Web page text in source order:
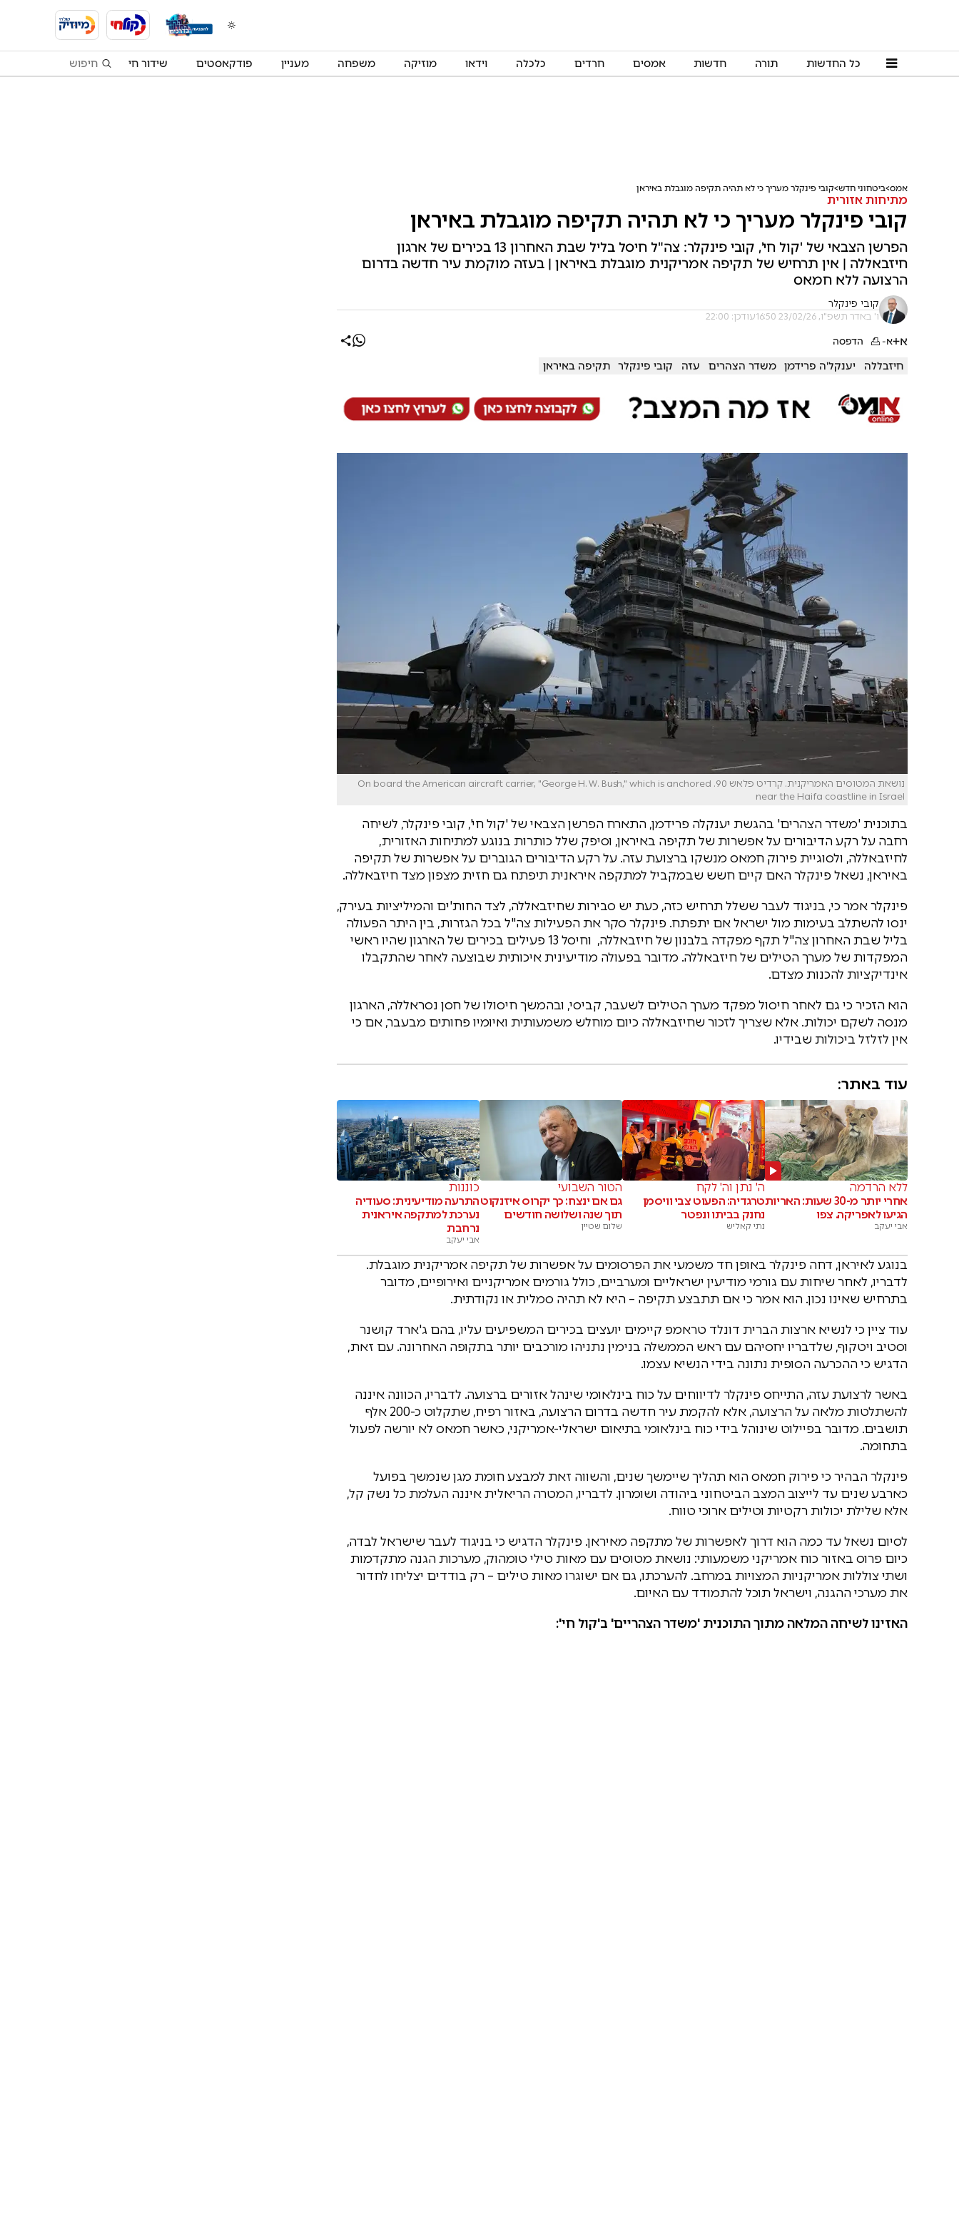
כל החדשות תורה חדשות אמסים חרדים כלכלה וידאו מוזיקה משפחה מעניין פודקאסטים שידור חי
אמס ביטחוני חדש קובי פינקלר מעריך כי לא תהיה תקיפה מוגבלת באיראן
מתיחות אזורית
קובי פינקלר מעריך כי לא תהיה תקיפה מוגבלת באיראן
הפרשן הצבאי של 'קול חי', קובי פינקלר: צה"ל חיסל בליל שבת האחרון 13 בכירים של ארגון
חיזבאללה | אין תרחיש של תקיפה אמריקנית מוגבלת באיראן | בעזה מוקמת עיר חדשה בדרום
הרצועה ללא חמאס
קובי פינקלר
ו' באדר תשפ"ו, 23/02/26 16:50 עודכן: 22:00
א+א- הדפסה
חיזבללה יענקל'ה פרידמן משדר הצהרים עזה קובי פינקלר תקיפה באיראן
נושאת המטוסים האמריקנית. קרדיט פלאש 90. On board the American aircraft carrier, "George H. W. Bush," which is anchored
near the Haifa coastline in Israel
בתוכנית 'משדר הצהרים' בהגשת יענקלה פרידמן, התארח הפרשן הצבאי של 'קול חי', קובי פינקלר, לשיחה
רחבה על רקע הדיבורים על אפשרות של תקיפה באיראן, וסיפק שלל כותרות בנוגע למתיחות האזורית,
לחיזבאללה, ולסוגיית פירוק חמאס מנשקו ברצועת עזה. על רקע הדיבורים הגוברים על אפשרות של תקיפה
באיראן, נשאל פינקלר האם קיים חשש שבמקביל למתקפה איראנית תיפתח גם חזית מצפון מצד חיזבאללה.
פינקלר אמר כי, בניגוד לעבר ששלל תרחיש כזה, כעת יש סבירות שחיזבאללה, לצד החות'ים והמיליציות בעירק,
ינסו להשתלב בעימות מול ישראל אם יתפתח. פינקלר סקר את הפעילות צה"ל בכל הגזרות, בין היתר הפעולה
בליל שבת האחרון צה"ל תקף מפקדה בלבנון של חיזבאללה, וחיסל 13 פעילים בכירים של הארגון שהיו ראשי
המפקדות של מערך הטילים של חיזבאללה. מדובר בפעולה מודיעינית איכותית שבוצעה לאחר שהתקבלו
אינדיקציות להכנות מצדם.
הוא הזכיר כי גם לאחר חיסול מפקד מערך הטילים לשעבר, קביסי, ובהמשך חיסולו של חסן נסראללה, הארגון
מנסה לשקם יכולות. אלא שצריך לזכור שחיזבאללה כיום מוחלש משמעותית ואיומיו פחותים מבעבר, אם כי
אין לזלזל ביכולות שבידיו.
עוד באתר:
ללא הרדמה
אחרי יותר מ-30 שעות: האריות
הגיעו לאפריקה. צפו
אבי יעקב
ה' נתן וה' לקח
טרגדיה: הפעוט צבי וויסמן
נחנק בביתו ונפטר
נתי קאליש
הטור השבועי
גם אם ינצח: כך יקרוס איזנקוט
תוך שנה ושלושה חודשים
שלום שטיין
כוננות
התרעה מודיעינית: סעודיה
נערכת למתקפה איראנית
נרחבת
אבי יעקב
בנוגע לאיראן, דחה פינקלר באופן חד משמעי את הפרסומים על אפשרות של תקיפה אמריקנית מוגבלת.
לדבריו, לאחר שיחות עם גורמי מודיעין ישראליים ומערביים, כולל גורמים אמריקניים ואירופיים, מדובר
בתרחיש שאינו נכון. הוא אמר כי אם תתבצע תקיפה – היא לא תהיה סמלית או נקודתית.
עוד ציין כי לנשיא ארצות הברית דונלד טראמפ קיימים יועצים בכירים המשפיעים עליו, בהם ג'ארד קושנר
וסטיב ויטקוף, שלדבריו יחסיהם עם ראש הממשלה בנימין נתניהו מורכבים יותר בתקופה האחרונה. עם זאת,
הדגיש כי ההכרעה הסופית נתונה בידי הנשיא עצמו.
באשר לרצועת עזה, התייחס פינקלר לדיווחים על כוח בינלאומי שינהל אזורים ברצועה. לדבריו, הכוונה איננה
להשתלטות מלאה על הרצועה, אלא להקמת עיר חדשה בדרום הרצועה, באזור רפיח, שתקלוט כ-200 אלף
תושבים. מדובר בפיילוט שינוהל בידי כוח בינלאומי בתיאום ישראלי-אמריקני, כאשר חמאס לא יורשה לפעול
בתחומה.
פינקלר הבהיר כי פירוק חמאס הוא תהליך שיימשך שנים, והשווה זאת למבצע חומת מגן שנמשך בפועל
כארבע שנים עד לייצוב המצב הביטחוני ביהודה ושומרון. לדבריו, המטרה הריאלית איננה העלמת כל נשק קל,
אלא שלילת יכולות רקטיות וטילים ארוכי טווח.
לסיום נשאל עד כמה הוא דרוך לאפשרות של מתקפה מאיראן. פינקלר הדגיש כי בניגוד לעבר שישראל לבדה,
כיום פרוס באזור כוח אמריקני משמעותי: נושאת מטוסים עם מאות טילי טומהוק, מערכות הגנה מתקדמות
ושתי צוללות אמריקניות המצויות במרחב. להערכתו, גם אם ישוגרו מאות טילים – רק בודדים יצליחו לחדור
את מערכי ההגנה, וישראל תוכל להתמודד עם האיום.
האזינו לשיחה המלאה מתוך התוכנית 'משדר הצהריים' ב'קול חי':